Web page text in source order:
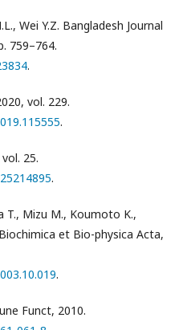
Wei Y.Z. Bangladesh Journal
759–764.
.
vol. 229.
.
25.
.
Mizu M., Koumoto K.,
et Bio-physica Acta,
.
Funct, 2010.